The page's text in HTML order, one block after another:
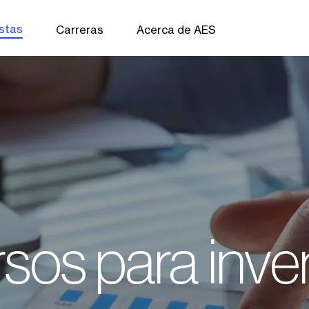
Carreras Acerca de AES
para